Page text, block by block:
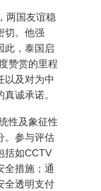
两国友谊稳
切。他强
此，泰国启
赞赏的里程
以及对为中
诚承诺。
性及象征性
。参与评估
括如CCTV
全措施；通
全透明支付